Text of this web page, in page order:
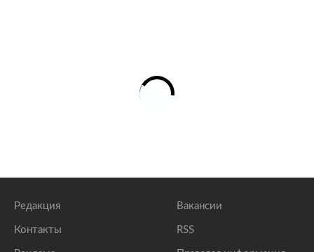
Редакция
Контакты
Вакансии
RSS